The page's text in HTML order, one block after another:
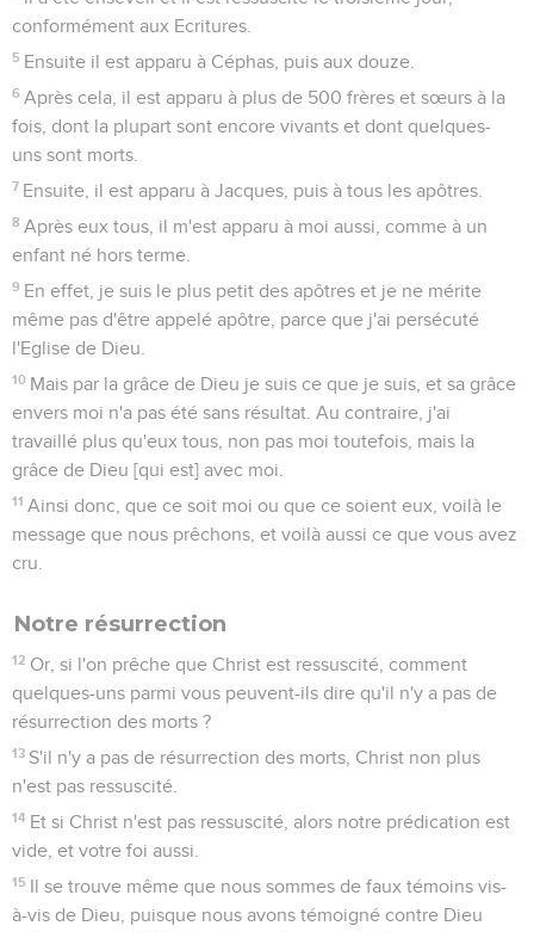
conformément aux Ecritures.
5 Ensuite il est apparu à Céphas, puis aux douze.
6 Après cela, il est apparu à plus de 500 frères et sœurs à la
fois, dont la plupart sont encore vivants et dont quelques-
uns sont morts.
7 Ensuite, il est apparu à Jacques, puis à tous les apôtres.
8 Après eux tous, il m'est apparu à moi aussi, comme à un
enfant né hors terme.
9 En effet, je suis le plus petit des apôtres et je ne mérite
même pas d'être appelé apôtre, parce que j'ai persécuté
l'Eglise de Dieu.
10 Mais par la grâce de Dieu je suis ce que je suis, et sa grâce
envers moi n'a pas été sans résultat. Au contraire, j'ai
travaillé plus qu'eux tous, non pas moi toutefois, mais la
grâce de Dieu [qui est] avec moi.
11 Ainsi donc, que ce soit moi ou que ce soient eux, voilà le
message que nous prêchons, et voilà aussi ce que vous avez
cru.
Notre résurrection
12 Or, si l'on prêche que Christ est ressuscité, comment
quelques-uns parmi vous peuvent-ils dire qu'il n'y a pas de
résurrection des morts ?
13 S'il n'y a pas de résurrection des morts, Christ non plus
n'est pas ressuscité.
14 Et si Christ n'est pas ressuscité, alors notre prédication est
vide, et votre foi aussi.
15 Il se trouve même que nous sommes de faux témoins vis-
à-vis de Dieu, puisque nous avons témoigné contre Dieu